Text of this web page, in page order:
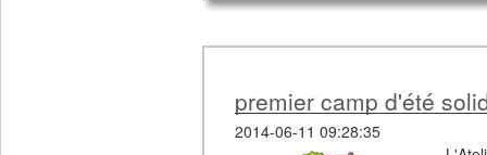
premier camp d'été
2014-06-11 09:28:35